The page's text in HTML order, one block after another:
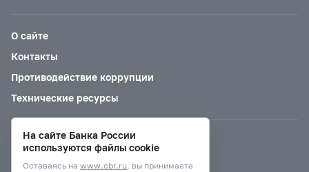
О сайте
Контакты
Противодействие коррупции
Технические ресурсы
Версия для слабовидящих
На сайте Банка России
используются файлы cookie
Оставаясь на www.cbr.ru, вы принимаете